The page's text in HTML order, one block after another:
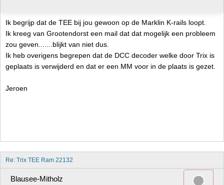
Ik begrijp dat de TEE bij jou gewoon op de Marklin K-rails loopt.
Ik kreeg van Grootendorst een mail dat dat mogelijk een probleem
zou geven.......blijkt van niet dus.
Ik heb overigens begrepen dat de DCC decoder welke door Trix is
geplaats is verwijderd en dat er een MM voor in de plaats is gezet.
Jeroen
Re: Trix TEE Ram 22132
Blausee-Mitholz